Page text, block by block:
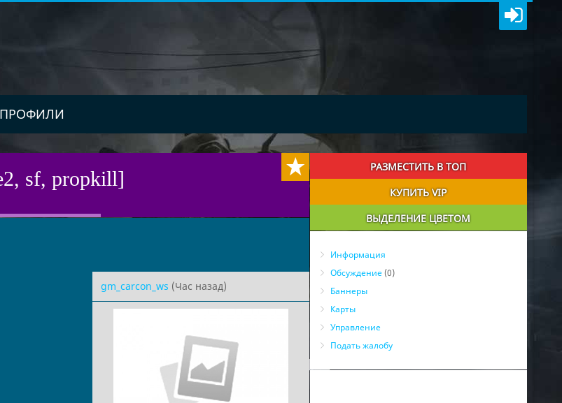
ПРОФИЛИ
sf, propkill]
gm_carcon_ws (Час назад)
РАЗМЕСТИТЬ В ТОП
КУПИТЬ VIP
ВЫДЕЛЕНИЕ ЦВЕТОМ
Информация
Обсуждение(0)
Баннеры
Карты
Управление
Подать жалобу